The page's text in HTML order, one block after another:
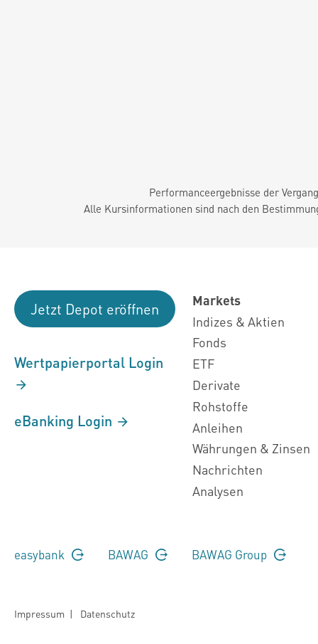
Performanceergebnisse der
Alle Kursinformationen sind nach den
Jetzt Depot eröffnen
Wertpapierportal Login
eBanking Login
Markets
Indizes & Aktien
Fonds
ETF
Derivate
Rohstoffe
Anleihen
Währungen & Zinsen
Nachrichten
Analysen
easybank BAWAG BAWAG Group
Impressum | Datenschutz